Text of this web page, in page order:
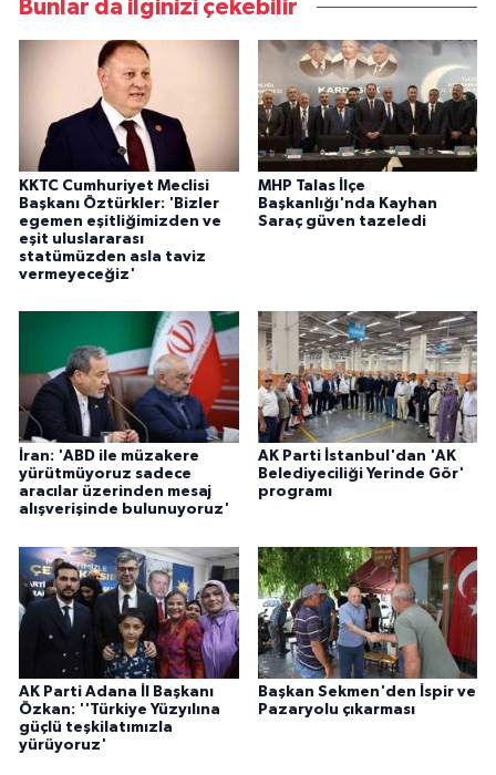
Bunlar da ilginizi çekebilir
KKTC Cumhuriyet Meclisi
Başkanı Öztürkler: 'Bizler
egemen eşitliğimizden ve
eşit uluslararası
statümüzden asla taviz
vermeyeceğiz'
MHP Talas İlçe
Başkanlığı'nda Kayhan
Saraç güven tazeledi
İran: 'ABD ile müzakere
yürütmüyoruz sadece
aracılar üzerinden mesaj
alışverişinde bulunuyoruz'
AK Parti İstanbul'dan 'AK
Belediyeciliği Yerinde Gör'
programı
AK Parti Adana İl Başkanı
Özkan: ''Türkiye Yüzyılına
güçlü teşkilatımızla
yürüyoruz'
Başkan Sekmen'den İspir ve
Pazaryolu çıkarması